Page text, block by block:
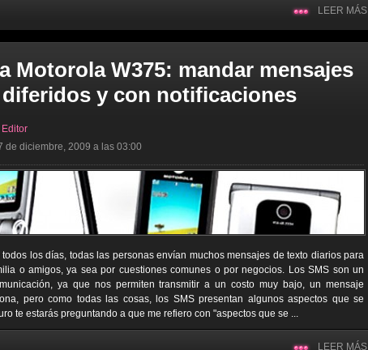
LEER MÁS
Motorola W375: mandar mensajes
y con notificaciones
Editor
de diciembre, 2009 a las 03:00
los días, todas las personas envían muchos mensajes de texto diarios para
o amigos, ya sea por cuestiones comunes o por negocios. Los SMS son un
ya que nos permiten transmitir a un costo muy bajo, un mensaje
pero como todas las cosas, los SMS presentan algunos aspectos que se
te estarás preguntando a que me refiero con "aspectos que se ...
LEER MÁS